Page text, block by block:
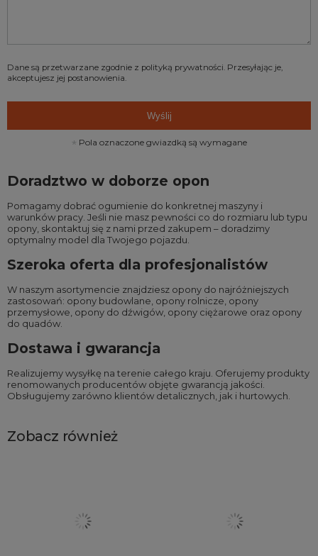
Dane są przetwarzane zgodnie z polityką prywatności. Przesyłając je,
akceptujesz jej postanowienia.
Wyślij
Pola oznaczone gwiazdką są wymagane
Doradztwo w doborze opon
Pomagamy dobrać ogumienie do konkretnej maszyny i
warunków pracy. Jeśli nie masz pewności co do rozmiaru lub typu
opony, skontaktuj się z nami przed zakupem – doradzimy
optymalny model dla Twojego pojazdu.
Szeroka oferta dla profesjonalistów
W naszym asortymencie znajdziesz opony do najróżniejszych
zastosowań: opony budowlane opony rolnicze opony
przemysłowe opony do dźwigów opony ciężarowe oraz opony
do quadów
Dostawa i gwarancja
Realizujemy wysyłkę na terenie całego kraju. Oferujemy produkty
renomowanych producentów objęte gwarancją jakości.
Obsługujemy zarówno klientów detalicznych, jak i hurtowych.
Zobacz również